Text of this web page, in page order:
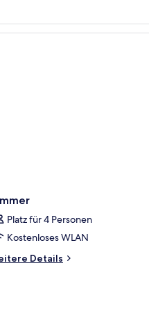
Platz für 4 Personen
Kostenloses WLAN
Details